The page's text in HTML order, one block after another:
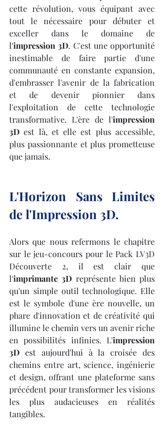
cette révolution, vous équipant avec
tout le nécessaire pour débuter et
exceller dans le domaine de
l'impression 3D. C'est une opportunité
inestimable de faire partie d'une
communauté en constante expansion,
d'embrasser l'avenir de la fabrication
et de devenir pionnier dans
l'exploitation de cette technologie
transformative. L'ère de l'impression
3D est là, et elle est plus accessible,
plus passionnante et plus prometteuse
que jamais.
L'Horizon Sans Limites
de l'Impression 3D.
Alors que nous refermons le chapitre
sur le jeu-concours pour le Pack LV3D
Découverte 2, il est clair que
l'imprimante 3D représente bien plus
qu'un simple outil technologique. Elle
est le symbole d'une ère nouvelle, un
phare d'innovation et de créativité qui
illumine le chemin vers un avenir riche
en possibilités infinies. L'impression
3D est aujourd'hui à la croisée des
chemins entre art, science, ingénierie
et design, offrant une plateforme sans
précédent pour transformer les visions
les plus audacieuses en réalités
tangibles.